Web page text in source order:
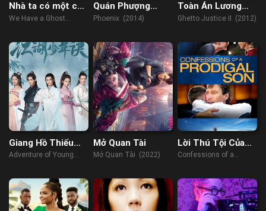
Nhà ta có một con
ma
We Have a Ghost
Quán Phượng
Hoàng
Phoenix (2014)
Toàn Án Lương
Tâm 2
Ghetto Justice II (2012)
Giang Hồ Thiếu
Niên Quyết
Adventure of Young
Mở Quan Tài
Mở Quan Tài (2022)
Lời Thú Tội Của
Đứa Con Hoang
Confessions of a